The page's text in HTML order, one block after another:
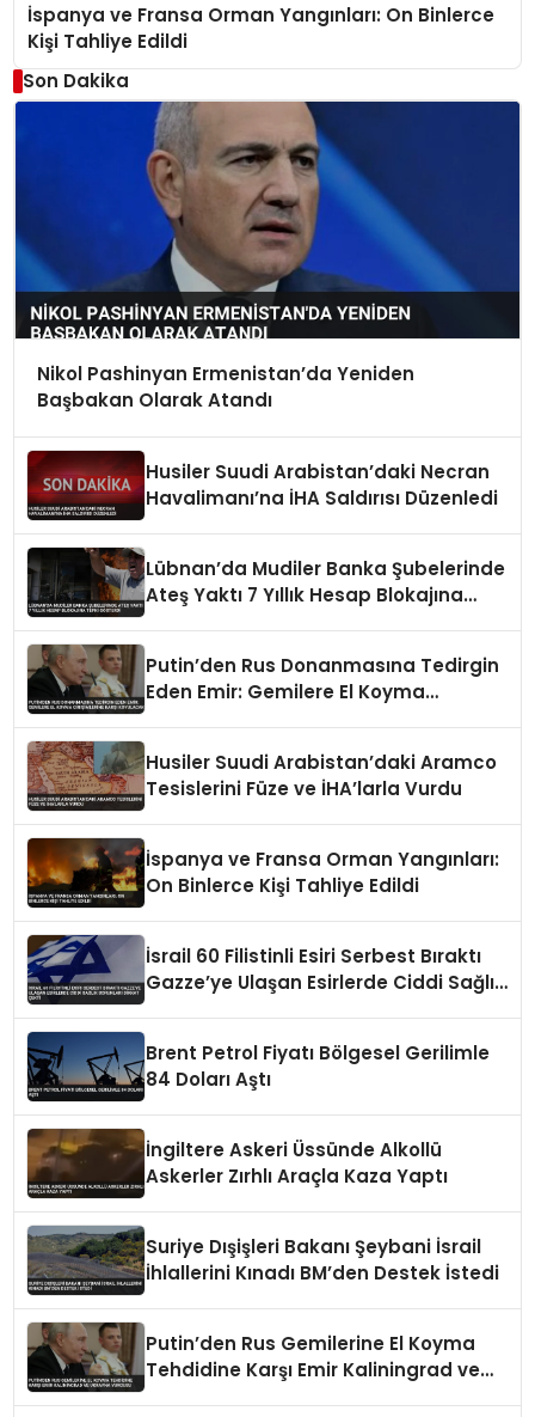
İspanya ve Fransa Orman Yangınları: On Binlerce
Kişi Tahliye Edildi
Son Dakika
Nikol Pashinyan Ermenistan’da Yeniden
Başbakan Olarak Atandı
Husiler Suudi Arabistan’daki Necran
Havalimanı’na İHA Saldırısı Düzenledi
Lübnan’da Mudiler Banka Şubelerinde
Ateş Yaktı 7 Yıllık Hesap Blokajına
Putin’den Rus Donanmasına Tedirgin
Eden Emir: Gemilere El Koyma
Husiler Suudi Arabistan’daki Aramco
Tesislerini Füze ve İHA’larla Vurdu
İspanya ve Fransa Orman Yangınları:
On Binlerce Kişi Tahliye Edildi
İsrail 60 Filistinli Esiri Serbest Bıraktı
Gazze’ye Ulaşan Esirlerde Ciddi Sağlık
Brent Petrol Fiyatı Bölgesel Gerilimle
84 Doları Aştı
İngiltere Askeri Üssünde Alkollü
Askerler Zırhlı Araçla Kaza Yaptı
Suriye Dışişleri Bakanı Şeybani İsrail
İhlallerini Kınadı BM’den Destek İstedi
Putin’den Rus Gemilerine El Koyma
Tehdidine Karşı Emir Kaliningrad ve